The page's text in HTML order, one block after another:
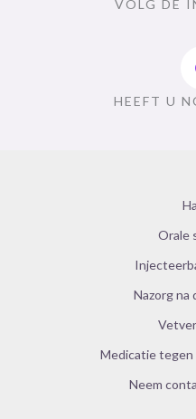
VOLG DE
HEEFT U
Orale
Nazorg na
Medicatie
Neem